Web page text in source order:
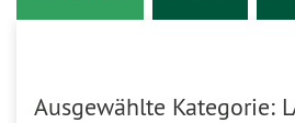
Ausgewählte Kategorie: